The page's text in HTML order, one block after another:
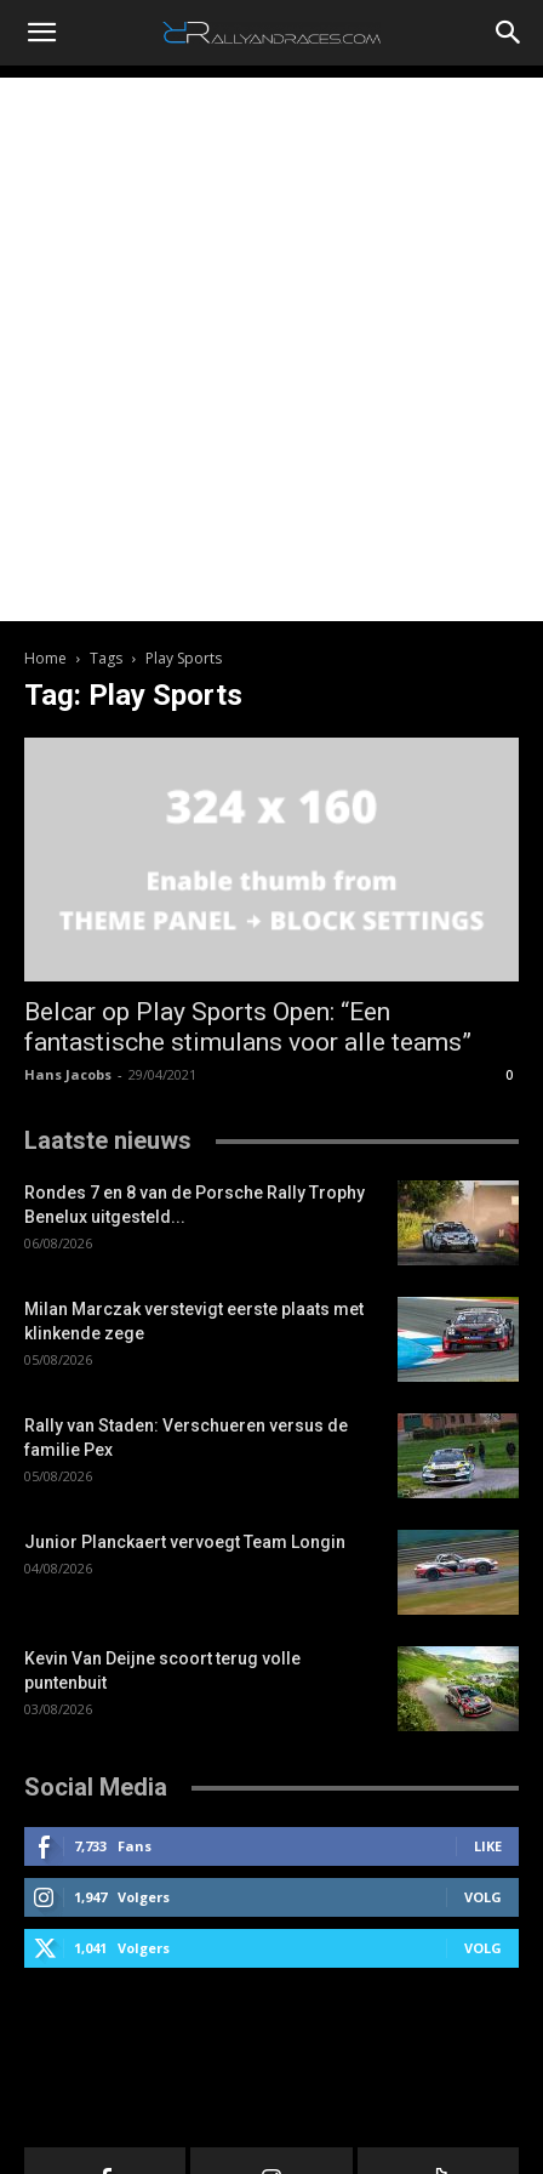
RallyandRaces.com
Home Tags Play Sports
Tag: Play Sports
Belcar op Play Sports Open: “Een
fantastische stimulans voor alle teams”
Hans Jacobs - 29/04/2021 0
Laatste nieuws
Rondes 7 en 8 van de Porsche Rally Trophy
Benelux uitgesteld...
06/08/2026
Milan Marczak verstevigt eerste plaats met
klinkende zege
05/08/2026
Rally van Staden: Verschueren versus de
familie Pex
05/08/2026
Junior Planckaert vervoegt Team Longin
04/08/2026
Kevin Van Deijne scoort terug volle
puntenbuit
03/08/2026
Social Media
7,733 Fans LIKE
1,947 Volgers VOLG
1,041 Volgers VOLG